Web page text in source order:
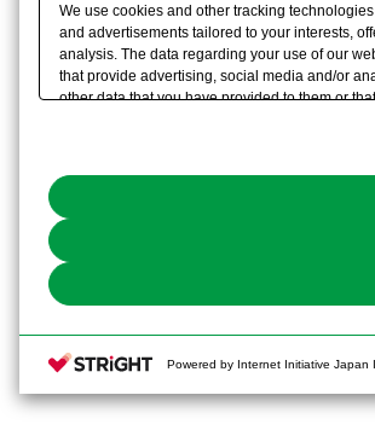
We use cookies and other tracking
and advertisements tailored to your interests,
analysis. The data regarding your use of our
that provide advertising, social media and/or
other data that you have provided to them or
the use of all Cookies except for Strictly
You can change your consent or rejection
Powered by Internet Initiative Japan